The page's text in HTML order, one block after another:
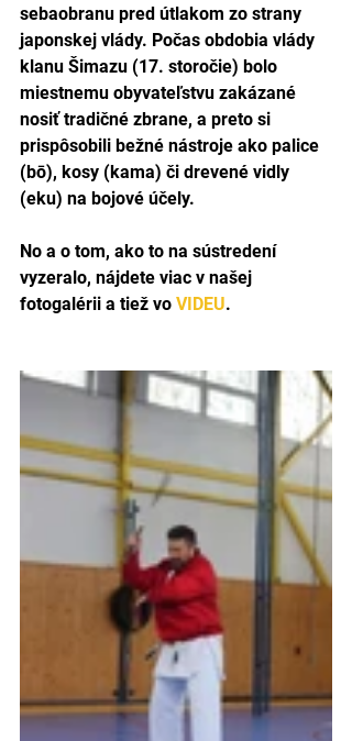
sebaobranu pred útlakom zo strany
japonskej vlády. Počas obdobia vlády
klanu Šimazu (17. storočie) bolo
miestnemu obyvateľstvu zakázané
nosiť tradičné zbrane, a preto si
prispôsobili bežné nástroje ako palice
(bō), kosy (kama) či drevené vidly
(eku) na bojové účely.
No a o tom, ako to na sústredení
vyzeralo, nájdete viac v našej
fotogalérii a tiež vo VIDEU.